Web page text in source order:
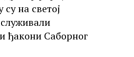
на светој
ђакони Саборног